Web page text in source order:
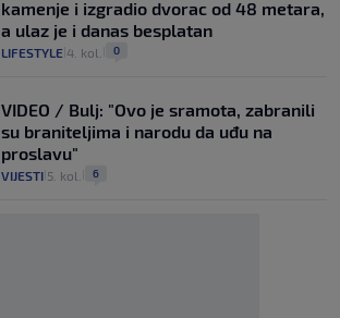
kamenje i izgradio dvorac od 48 metara,
a ulaz je i danas besplatan
LIFESTYLE 4. kol. 0
VIDEO / Bulj: "Ovo je sramota, zabranili
su braniteljima i narodu da uđu na
proslavu"
VIJESTI 5. kol. 6